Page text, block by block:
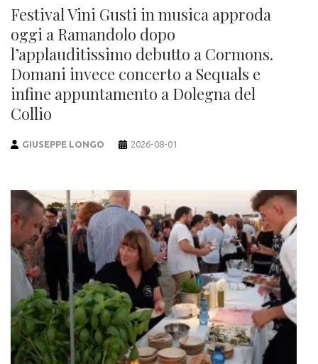
Festival Vini Gusti in musica approda
oggi a Ramandolo dopo
l’applauditissimo debutto a Cormons.
Domani invece concerto a Sequals e
infine appuntamento a Dolegna del
Collio
GIUSEPPE LONGO 2026-08-01